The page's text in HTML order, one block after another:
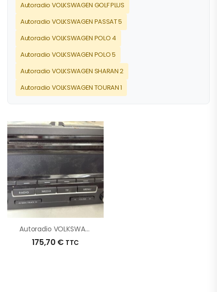
Autoradio VOLKSWAGEN GOLF PLUS
Autoradio VOLKSWAGEN PASSAT 5
Autoradio VOLKSWAGEN POLO 4
Autoradio VOLKSWAGEN POLO 5
Autoradio VOLKSWAGEN SHARAN 2
Autoradio VOLKSWAGEN TOURAN 1
Autoradio VOLKSWAGEN TIGUAN 1 PHASE 2 D’origine – 2013 – Occasion
175,70 € TTC